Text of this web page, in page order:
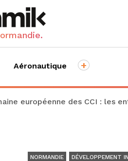
Aéronautique +
européenne des CCI : les
NORMANDIE DÉVELOPPEMENT